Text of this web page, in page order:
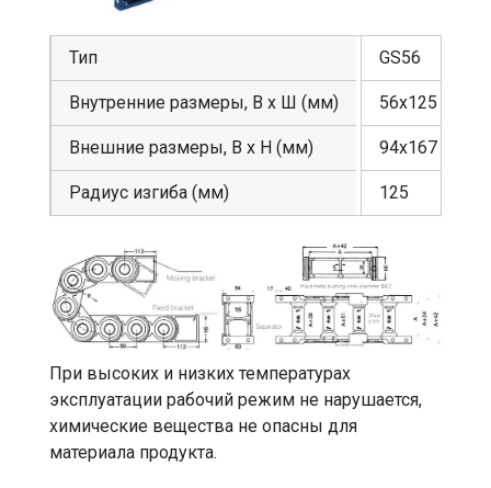
Тип
Внутренние размеры, В х Ш (мм)
Внешние размеры, В х Н (мм)
Радиус изгиба (мм)
GS56
56х125
94х167
125
При высоких и низких температурах
эксплуатации рабочий режим не нарушается,
химические вещества не опасны для
материала продукта.